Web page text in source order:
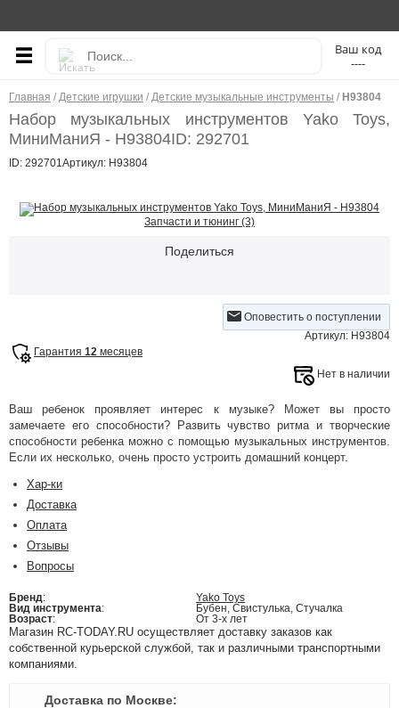
----
Главная / Детские игрушки / Детские музыкальные инструменты / Н93804
Набор музыкальных инструментов Yako Toys,
МиниМаниЯ - Н93804ID: 292701
ID: 292701Артикул: Н93804
Запчасти и тюнинг (3)
Поделиться
Оповестить о поступлении
Артикул: Н93804
Гарантия 12 месяцев
Нет в наличии
Ваш ребенок проявляет интерес к музыке? Может вы просто
замечаете его способности? Развить чувство ритма и творческие
способности ребенка можно с помощью музыкальных инструментов.
Если их несколько, очень просто устроить домашний концерт.
Хар-ки
Доставка
Оплата
Отзывы
Вопросы
Бренд:
Yako Toys
Вид инструмента:
Бубен, Свистулька, Стучалка
Возраст: От 3-х лет
Магазин RC-TODAY.RU осуществляет доставку заказов как
собственной курьерской службой, так и различными транспортными
компаниями.
Доставка по Москве: